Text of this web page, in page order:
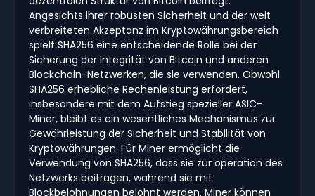
Angesichts ihrer robusten Sicherheit und der weit
verbreiteten Akzeptanz im Kryptowährungsbereich
spielt SHA256 eine entscheidende Rolle bei der
Sicherung der Integrität von Bitcoin und anderen
Blockchain-Netzwerken, die sie verwenden. Obwohl
SHA256 erhebliche Rechenleistung erfordert,
insbesondere mit dem Aufstieg spezieller ASIC-
Miner, bleibt es ein wesentliches Mechanismus zur
Gewährleistung der Sicherheit und Stabilität von
Kryptowährungen. Für Miner ermöglicht die
Verwendung von SHA256, dass sie zur operation des
Netzwerks beitragen, während sie mit
Blockbelohnungen belohnt werden. Miner können